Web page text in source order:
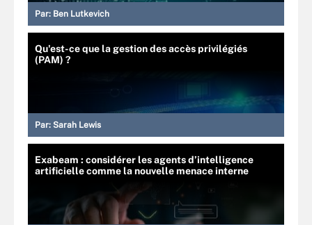
Par: Ben Lutkevich
Qu'est-ce que la gestion des accès privilégiés
(PAM) ?
Par: Sarah Lewis
Exabeam : considérer les agents d’intelligence
artificielle comme la nouvelle menace interne